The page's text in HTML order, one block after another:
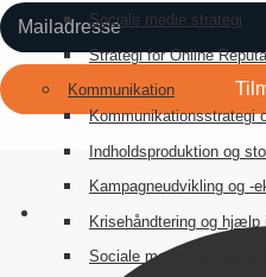
Sociale medie strategi
Strategi for Online
Kommunikation
Kommunikationsstrategi
Indholdsproduktion og
Kampagneudvikling og -
Krisehåndtering og hjælp
Sociale medier og digital